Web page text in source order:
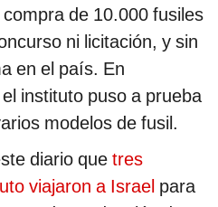
compra de 10.000 fusiles
ni licitación, y sin
en el país. En
instituto puso a prueba
modelos de fusil.
diario que tres
viajaron a Israel para